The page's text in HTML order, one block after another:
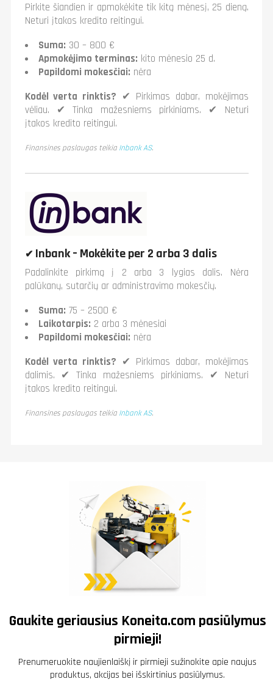
Pirkite šiandien ir apmokėkite tik kitą mėnesį, 25 dieną.
Neturi įtakos kredito reitingui.
Suma: 30 – 800 €
Apmokėjimo terminas: kito mėnesio 25 d.
Papildomi mokesčiai: nėra
Kodėl verta rinktis? ✔ Pirkimas dabar, mokėjimas
vėliau. ✔ Tinka mažesniems pirkiniams. ✔ Neturi
įtakos kredito reitingui.
Finansines paslaugas teikia Inbank AS.
✔ Inbank – Mokėkite per 2 arba 3 dalis
Padalinkite pirkimą į 2 arba 3 lygias dalis. Nėra
palūkanų, sutarčių ar administravimo mokesčių.
Suma: 75 – 2500 €
Laikotarpis: 2 arba 3 mėnesiai
Papildomi mokesčiai: nėra
Kodėl verta rinktis? ✔ Pirkimas dabar, mokėjimas
dalimis. ✔ Tinka mažesniems pirkiniams. ✔ Neturi
įtakos kredito reitingui.
Finansines paslaugas teikia Inbank AS.
Gaukite geriausius Koneita.com pasiūlymus
pirmieji!
Prenumeruokite naujienlaiškį ir pirmieji sužinokite apie naujus
produktus, akcijas bei išskirtinius pasiūlymus.